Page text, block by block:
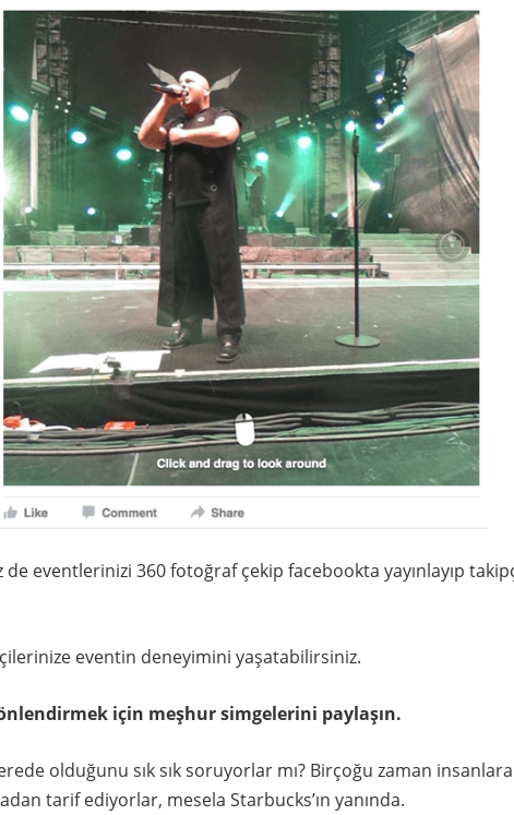
eventlerinizi 360 fotoğraf çekip facebookta yayınlayıp
eventin deneyimini yaşatabilirsiniz.
için meşhur simgelerini paylaşın.
olduğunu sık sık soruyorlar mı? Birçoğu zaman
tarif ediyorlar, mesela Starbucks’ın yanında.